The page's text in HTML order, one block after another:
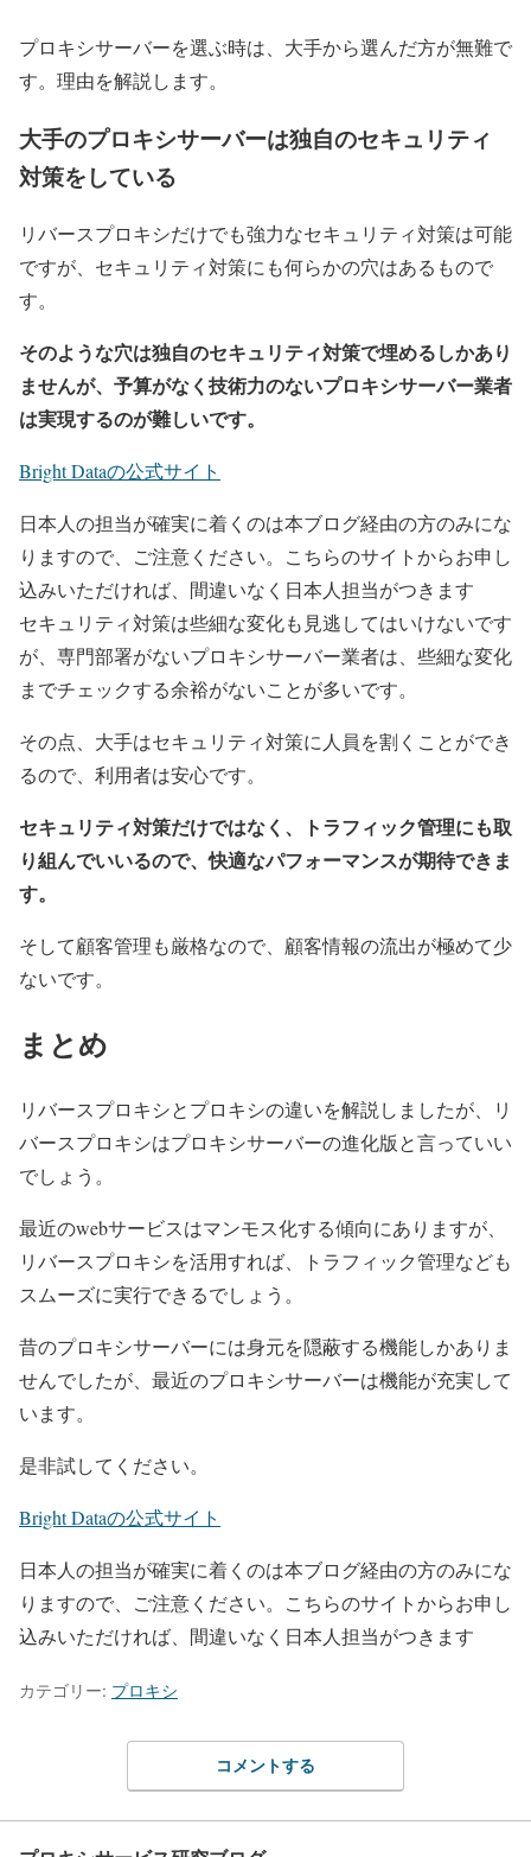
プロキシサーバーを選ぶ時は、大手から選んだ方が無難で
す。理由を解説します。
大手のプロキシサーバーは独自のセキュリティ
対策をしている
リバースプロキシだけでも強力なセキュリティ対策は可能
ですが、セキュリティ対策にも何らかの穴はあるもので
す。
そのような穴は独自のセキュリティ対策で埋めるしかあり
ませんが、予算がなく技術力のないプロキシサーバー業者
は実現するのが難しいです。
Bright Dataの公式サイト
日本人の担当が確実に着くのは本ブログ経由の方のみにな
りますので、ご注意ください。こちらのサイトからお申し
込みいただければ、間違いなく日本人担当がつきます
セキュリティ対策は些細な変化も見逃してはいけないです
が、専門部署がないプロキシサーバー業者は、些細な変化
までチェックする余裕がないことが多いです。
その点、大手はセキュリティ対策に人員を割くことができ
るので、利用者は安心です。
セキュリティ対策だけではなく、トラフィック管理にも取
り組んでいいるので、快適なパフォーマンスが期待できま
す。
そして顧客管理も厳格なので、顧客情報の流出が極めて少
ないです。
まとめ
リバースプロキシとプロキシの違いを解説しましたが、リ
バースプロキシはプロキシサーバーの進化版と言っていい
でしょう。
最近のwebサービスはマンモス化する傾向にありますが、
リバースプロキシを活用すれば、トラフィック管理なども
スムーズに実行できるでしょう。
昔のプロキシサーバーには身元を隠蔽する機能しかありま
せんでしたが、最近のプロキシサーバーは機能が充実して
います。
是非試してください。
Bright Dataの公式サイト
日本人の担当が確実に着くのは本ブログ経由の方のみにな
りますので、ご注意ください。こちらのサイトからお申し
込みいただければ、間違いなく日本人担当がつきます
カテゴリー: プロキシ
コメントする